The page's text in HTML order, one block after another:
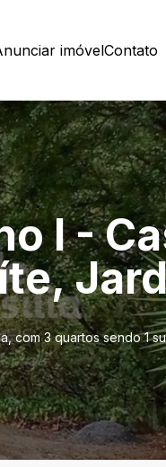
imóvelContato
I -
com 3 quartos sendo 1